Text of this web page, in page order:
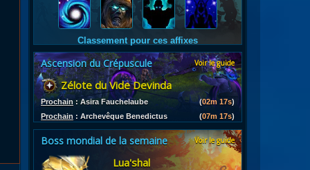
d'armures
Classement pour ces affixes
Ascension du Crépuscule Voir le guide
Zélote du Vide Devinda
Prochain : Asira Fauchelaube (02m 15s)
Prochain : Archevêque Benedictus (07m 15s)
Boss mondial de la semaine Voir le guide
Lua'shal